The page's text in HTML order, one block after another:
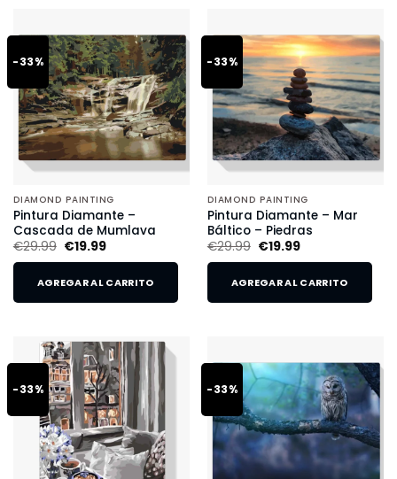
-33%
DIAMOND PAINTING
Pintura Diamante –
Cascada de Mumlava
€29.99 €19.99
AGREGAR AL CARRITO
-33%
DIAMOND PAINTING
Pintura Diamante – Mar
Báltico – Piedras
€29.99 €19.99
AGREGAR AL CARRITO
-33% -33%